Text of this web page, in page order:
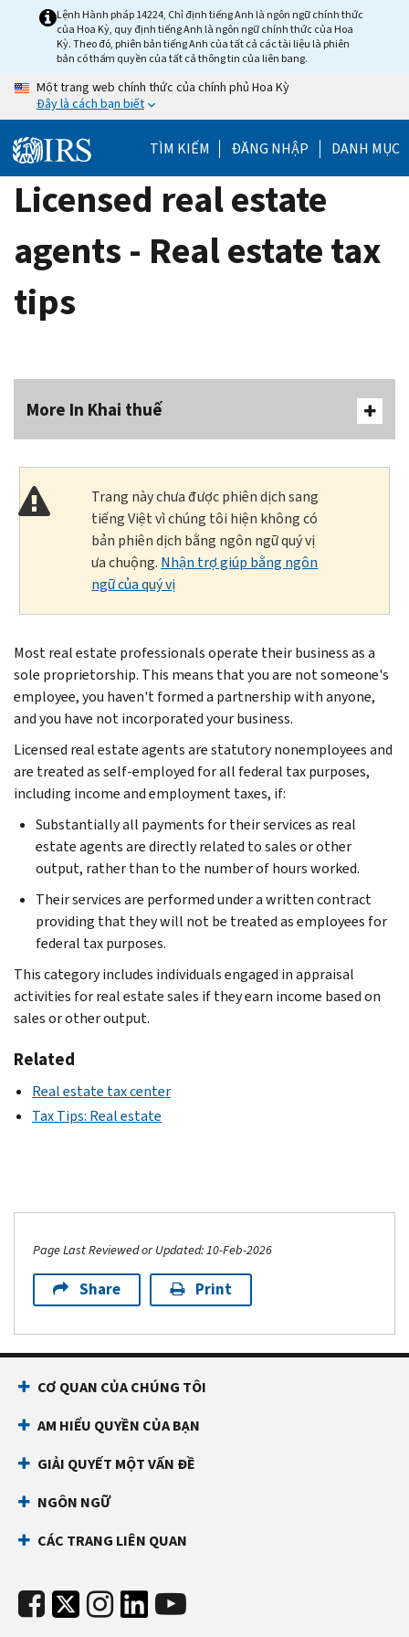
Lệnh Hành pháp 14224, Chỉ định tiếng Anh là ngôn ngữ chính thức
của Hoa Kỳ, quy định tiếng Anh là ngôn ngữ chính thức của Hoa
Kỳ. Theo đó, phiên bản tiếng Anh của tất cả các tài liệu là phiên
bản có thẩm quyền của tất cả thông tin của liên bang.
Một trang web chính thức của chính phủ Hoa Kỳ
Đây là cách bạn biết
TÌM KIẾM ĐĂNG NHẬP DANH MỤC
Licensed real estate
agents - Real estate tax
tips
More In Khai thuế
Trang này chưa được phiên dịch sang
tiếng Việt vì chúng tôi hiện không có
bản phiên dịch bằng ngôn ngữ quý vị
ưa chuộng. Nhận trợ giúp bằng ngôn
ngữ của quý vị
Most real estate professionals operate their business as a
sole proprietorship. This means that you are not someone's
employee, you haven't formed a partnership with anyone,
and you have not incorporated your business.
Licensed real estate agents are statutory nonemployees and
are treated as self-employed for all federal tax purposes,
including income and employment taxes, if:
Substantially all payments for their services as real
estate agents are directly related to sales or other
output, rather than to the number of hours worked.
Their services are performed under a written contract
providing that they will not be treated as employees for
federal tax purposes.
This category includes individuals engaged in appraisal
activities for real estate sales if they earn income based on
sales or other output.
Related
Real estate tax center
Tax Tips: Real estate
Page Last Reviewed or Updated: 10-Feb-2026
Share Print
CƠ QUAN CỦA CHÚNG TÔI
AM HIỂU QUYỀN CỦA BẠN
GIẢI QUYẾT MỘT VẤN ĐỀ
NGÔN NGỮ
CÁC TRANG LIÊN QUAN